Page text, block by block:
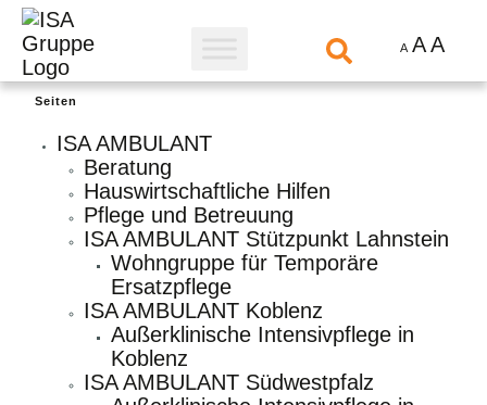
A AA
Seiten
ISA AMBULANT
Beratung
Hauswirtschaftliche Hilfen
Pflege und Betreuung
ISA AMBULANT Stützpunkt Lahnstein
Wohngruppe für Temporäre
Ersatzpflege
ISA AMBULANT Koblenz
Außerklinische Intensivpflege in
Koblenz
ISA AMBULANT Südwestpfalz